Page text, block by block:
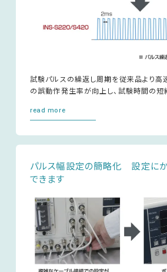
試験パルスの繰返し周期を従来品より高
の誤動作発生率が向上し、試験時間の短
read more
パルス幅設定の簡略化 設定に
できます